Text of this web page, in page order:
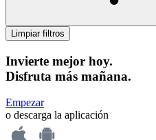
Limpiar filtros
Invierte mejor hoy.
Disfruta más mañana.
Empezar
o descarga la aplicación